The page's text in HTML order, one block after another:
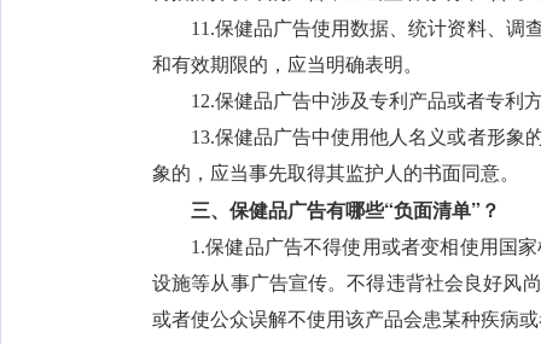
11.保健品广告使用数据、统计资料、调
和有效期限的，应当明确表明。
12.保健品广告中涉及专利产品或者专利
13.保健品广告中使用他人名义或者形象
象的，应当事先取得其监护人的书面同意。
三、保健品广告有哪些“负面清单”？
1.保健品广告不得使用或者变相使用国
设施等从事广告宣传。不得违背社会良好风
或者使公众误解不使用该产品会患某种疾病